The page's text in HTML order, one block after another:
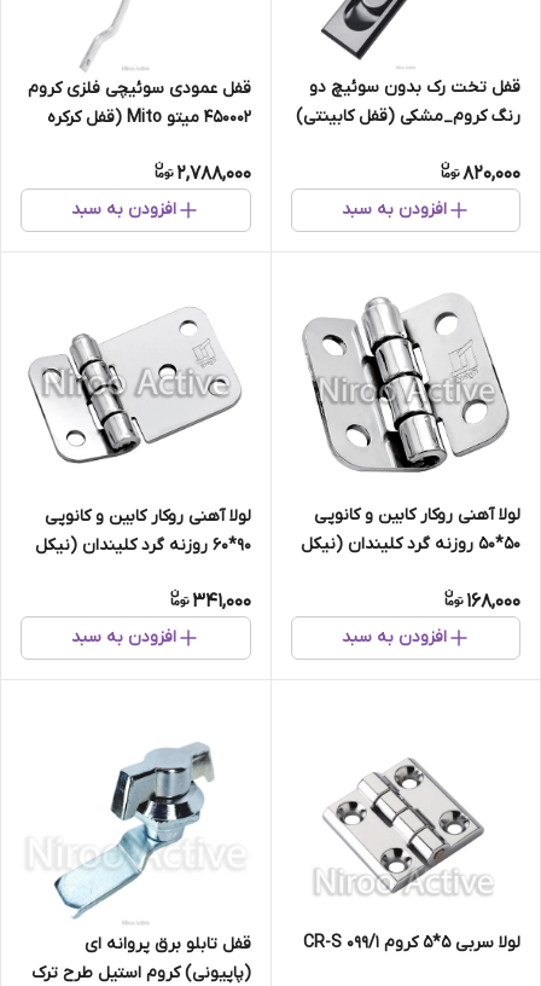
قفل تخت رک بدون سوئیچ دو
رنگ کروم_مشکی (قفل کابینتی)
820,000
افزودن به سبد
قفل عمودی سوئیچی فلزی کروم
450002 میتو Mito (قفل کرکره
2,788,000
افزودن به سبد
لولا آهنی روکار کابین و کانوپی
۵۰*۵۰ روزنه گرد کلیندان (نیکل
168,000
افزودن به سبد
لولا آهنی روکار کابین و کانوپی
۹۰*۶۰ روزنه گرد کلیندان (نیکل
341,000
افزودن به سبد
لولا سربی ۵*۵ کروم ۰۹۹/۱ CR-S
قفل تابلو برق پروانه ای
(پاپیونی) کروم استیل طرح ترک